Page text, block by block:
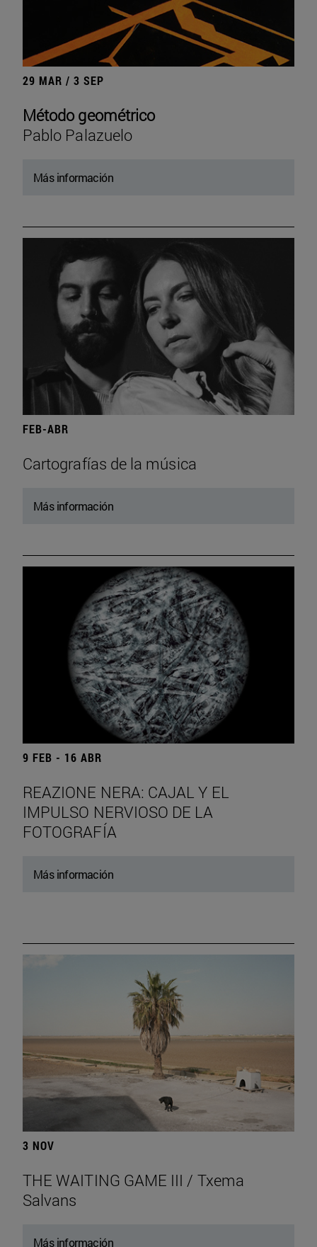
29 MAR / 3 SEP
Método geométrico
Pablo Palazuelo
Más información
FEB-ABR
Cartografías de la música
Más información
9 FEB - 16 ABR
REAZIONE NERA: CAJAL Y EL
IMPULSO NERVIOSO DE LA
FOTOGRAFÍA
Más información
3 NOV
THE WAITING GAME III / Txema
Salvans
Más información